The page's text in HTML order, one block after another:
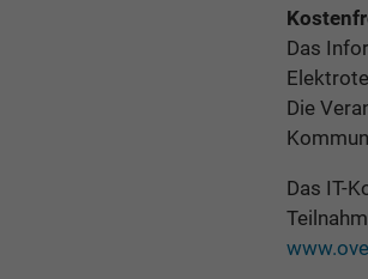
Das
Die
Das IT-